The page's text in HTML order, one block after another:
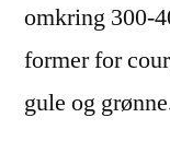
omkring 300-
former for
gule og